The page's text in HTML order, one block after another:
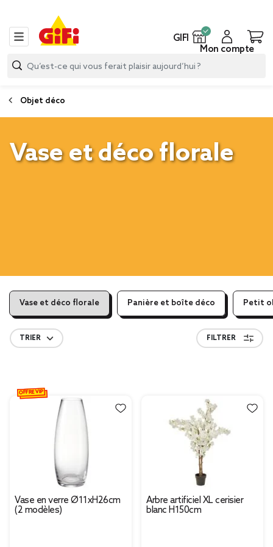
GIFI
Mon compte
Objet déco
Vase et déco florale
Vase et déco florale Panière et boîte déco Petit
TRIER FILTRER
Vase en verre Ø11xH26cm
(2 modèles)
OFFRE VIP
Arbre artificiel XL cerisier
blanc H150cm